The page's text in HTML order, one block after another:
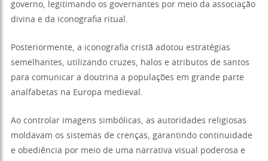
governo, legitimando os governantes por meio da associação
divina e da iconografia ritual.
Posteriormente, a iconografia cristã adotou estratégias
semelhantes, utilizando cruzes, halos e atributos de santos
para comunicar a doutrina a populações em grande parte
analfabetas na Europa medieval.
Ao controlar imagens simbólicas, as autoridades religiosas
moldavam os sistemas de crenças, garantindo continuidade
e obediência por meio de uma narrativa visual poderosa e